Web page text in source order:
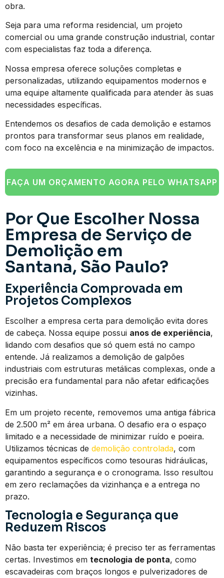
obra.
Seja para uma reforma residencial, um projeto
comercial ou uma grande construção industrial, contar
com especialistas faz toda a diferença.
Nossa empresa oferece soluções completas e
personalizadas, utilizando equipamentos modernos e
uma equipe altamente qualificada para atender às suas
necessidades específicas.
Entendemos os desafios de cada demolição e estamos
prontos para transformar seus planos em realidade,
com foco na excelência e na minimização de impactos.
FAÇA UM ORÇAMENTO AGORA PELO WHATSAPP
Por Que Escolher Nossa
Empresa de Serviço de
Demolição em
Santana, São Paulo?
Experiência Comprovada em
Projetos Complexos
Escolher a empresa certa para demolição evita dores
de cabeça. Nossa equipe possui anos de experiência,
lidando com desafios que só quem está no campo
entende. Já realizamos a demolição de galpões
industriais com estruturas metálicas complexas, onde a
precisão era fundamental para não afetar edificações
vizinhas.
Em um projeto recente, removemos uma antiga fábrica
de 2.500 m² em área urbana. O desafio era o espaço
limitado e a necessidade de minimizar ruído e poeira.
Utilizamos técnicas de demolição controlada, com
equipamentos específicos como tesouras hidráulicas,
garantindo a segurança e o cronograma. Isso resultou
em zero reclamações da vizinhança e a entrega no
prazo.
Tecnologia e Segurança que
Reduzem Riscos
Não basta ter experiência; é preciso ter as ferramentas
certas. Investimos em tecnologia de ponta, como
escavadeiras com braços longos e pulverizadores de